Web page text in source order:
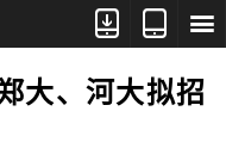



大、河大拟招